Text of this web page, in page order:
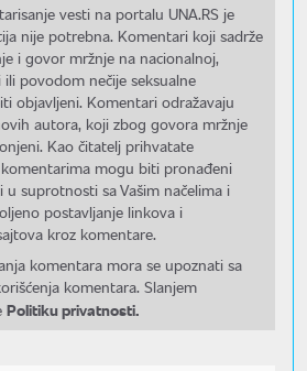
vesti na portalu UNA.RS je
nije potrebna. Komentari koji sadrže
i govor mržnje na nacionalnoj,
povodom nečije seksualne
objavljeni. Komentari odražavaju
autora, koji zbog govora mržnje
Kao čitatelj prihvatate
mogu biti pronađeni
suprotnosti sa Vašim načelima i
postavljanje linkova i
kroz komentare.
komentara mora se upoznati sa
komentara. Slanjem
Politiku privatnosti.